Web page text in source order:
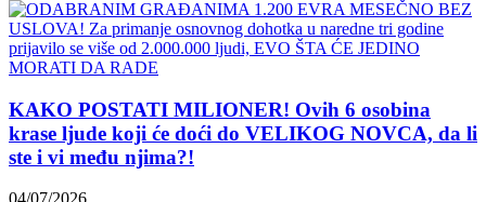
KAKO POSTATI MILIONER! Ovih 6 osobina
krase ljude koji će doći do VELIKOG NOVCA, da li
ste i vi među njima?!